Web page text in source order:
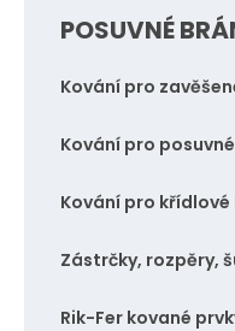
POSUVNÉ
Kování pro
Kování pro
Kování pro
Zástrčky, rozpěry,
Rik-Fer kované